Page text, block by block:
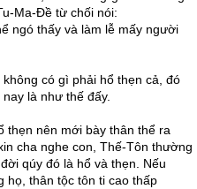
Ma-Đề từ chối nói:
ngó thấy và làm lễ mấy người
có gì phải hổ thẹn cả, đó
là như thế đấy.
thẹn nên mới bày thân thể ra
cha nghe con, Thế-Tôn thường
qúy đó là hổ và thẹn. Nếu
họ, thân tộc tôn ti cao thấp